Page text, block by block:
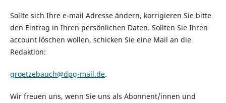
Sollte sich Ihre e-mail Adresse ändern, korrigieren Sie bitte
den Eintrag in Ihren persönlichen Daten. Sollten Sie Ihren
account löschen wollen, schicken Sie eine Mail an die
Redaktion:
groetzebauch@dpg-mail.de.
Wir freuen uns, wenn Sie uns als Abonnent/innen und